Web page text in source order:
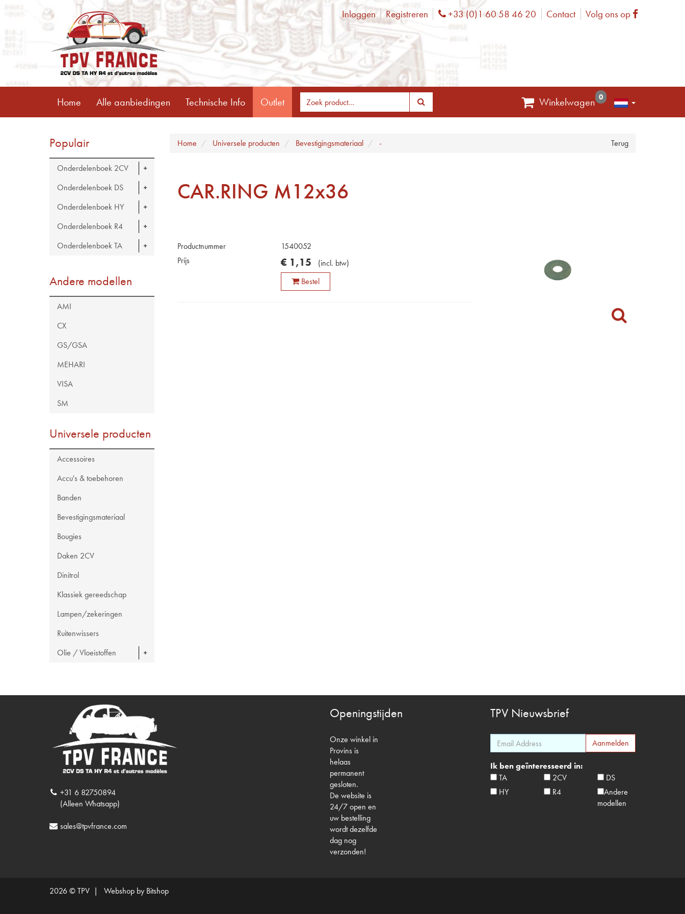
Inloggen Registreren Phone
+33 (0)1 60 58 46 20 Contact Volg ons op Facebook
Home Alle aanbiedingen Technische Info Outlet Winkelwagen 0
Populair
Onderdelenboek 2CV
Onderdelenboek DS
Onderdelenboek HY
Onderdelenboek R4
Onderdelenboek TA
Andere modellen
AMI
CX
GS/GSA
MEHARI
VISA
SM
Universele producten
Accessoires
Accu's & toebehoren
Banden
Bevestigingsmateriaal
Bougies
Daken 2CV
Dinitrol
Klassiek gereedschap
Lampen/zekeringen
Ruitenwissers
Olie / Vloeistoffen
Terug
Home Universele producten Bevestigingsmateriaal -
CAR.RING M12x36
Productnummer
1540052
Prijs
€ 1,15 (incl. btw)
Bestel
+31 6 82750894
(Alleen Whatsapp)
sales@tpvfrance.com
Openingstijden
Onze winkel in
Provins is
helaas
permanent
gesloten.
De website is
24/7 open en
uw bestelling
wordt dezelfde
dag nog
verzonden!
TPV Nieuwsbrief
Ik ben geïnteresseerd in:
TA
2CV
DS
HY
R4
Andere
modellen
2026 © TPV | Webshop by Bitshop